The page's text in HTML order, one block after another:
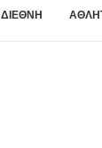
ΔΙΕΘΝΗ